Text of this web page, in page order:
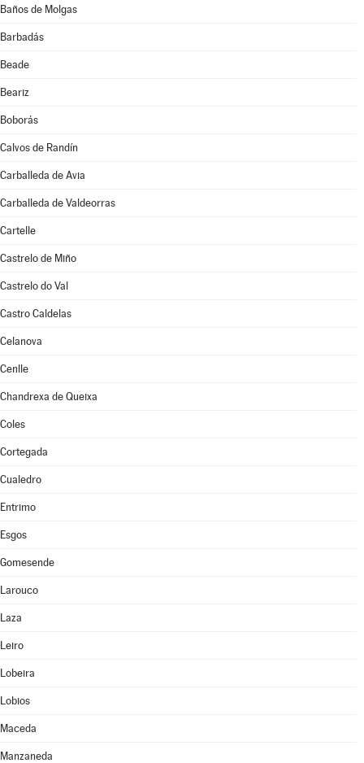
Baños de Molgas
Barbadás
Beade
Beariz
Boborás
Calvos de Randín
Carballeda de Avia
Carballeda de Valdeorras
Cartelle
Castrelo de Miño
Castrelo do Val
Castro Caldelas
Celanova
Cenlle
Chandrexa de Queixa
Coles
Cortegada
Cualedro
Entrimo
Esgos
Gomesende
Larouco
Laza
Leiro
Lobeira
Lobios
Maceda
Manzaneda